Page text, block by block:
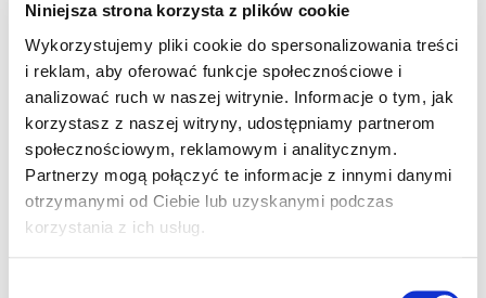
Niniejsza strona korzysta z plików cookie
Wykorzystujemy pliki cookie do spersonalizowania treści
i reklam, aby oferować funkcje społecznościowe i
analizować ruch w naszej witrynie. Informacje o tym, jak
korzystasz z naszej witryny, udostępniamy partnerom
społecznościowym, reklamowym i analitycznym.
Partnerzy mogą połączyć te informacje z innymi danymi
otrzymanymi od Ciebie lub uzyskanymi podczas
korzystania z ich usług.
DODAJ DO KOSZYKA
OPIS